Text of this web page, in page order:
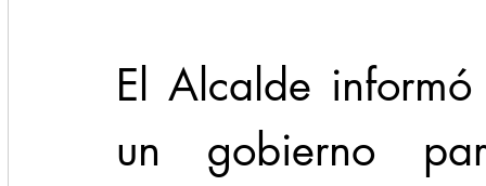
El Alcalde
un gobierno